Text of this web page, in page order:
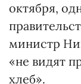
октября,
министр
«не видят
хлеб».